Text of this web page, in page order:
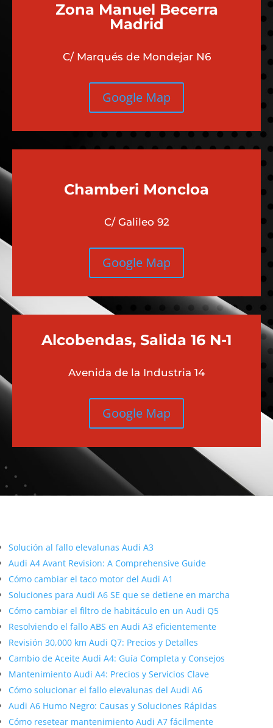
Zona Manuel Becerra
Madrid
C/ Marqués de Mondejar N6
Google Map
Chamberi Moncloa
C/ Galileo 92
Google Map
Alcobendas, Salida 16 N-1
Avenida de la Industria 14
Google Map
Solución al fallo elevalunas Audi A3
Audi A4 Avant Revision: A Comprehensive Guide
Cómo cambiar el taco motor del Audi A1
Soluciones para Audi A6 SE que se detiene en marcha
Cómo cambiar el filtro de habitáculo en un Audi Q5
Resolviendo el fallo ABS en Audi A3 eficientemente
Revisión 30,000 km Audi Q7: Precios y Detalles
Cambio de Aceite Audi A4: Guía Completa y Consejos
Mantenimiento Audi A4: Precios y Servicios Clave
Cómo solucionar el fallo elevalunas del Audi A6
Audi A6 Humo Negro: Causas y Soluciones Rápidas
Cómo resetear mantenimiento Audi A7 fácilmente